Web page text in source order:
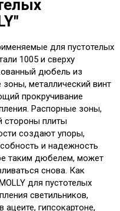
для пустотелых
1005 и сверху
дюбель из
металлический винт
прокручивание
Распорные зоны,
стороны плиты
создают упоры,
и надежность
таким дюбелем, может
снова. Как
для пустотелых
светильников,
гипсокартоне,